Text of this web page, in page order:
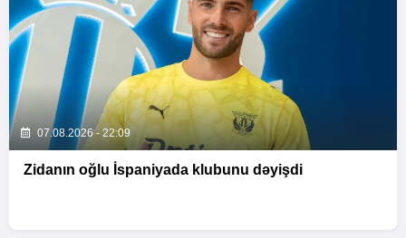
07.08.2026 - 22:09
Zidanın oğlu İspaniyada klubunu dəyişdi